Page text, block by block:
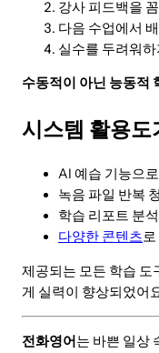
강사 피드백을
다음 수업에서
실수를 두려워
수동적이 아닌 능동적
시스템 활용도
AI 예습 기능으
녹음 파일 반복
학습 리포트 분
다양한 콘텐츠로
제공되는 모든 학습 도
게 실력이 향상되었어
전화영어는 바쁜 일상